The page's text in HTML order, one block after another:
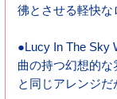
彿とさせる軽快な
●Lucy In The Sky
曲の持つ幻想的な
と同じアレンジだ